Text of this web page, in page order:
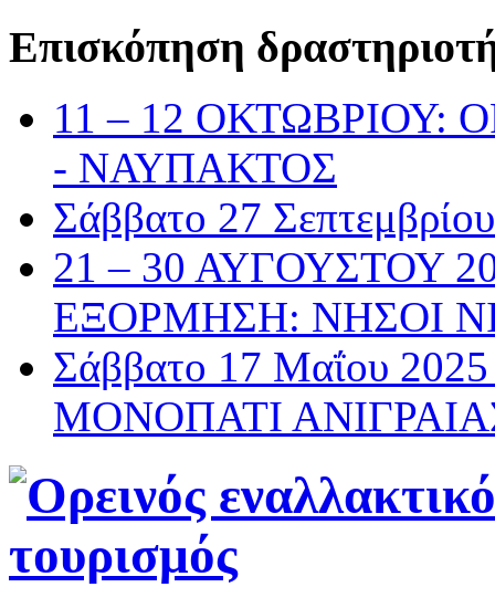
Επισκόπηση
11 – 12 ΟΚΤΩΒΡΙΟΥ:
- ΝΑΥΠΑΚΤΟΣ
Σάββατο 27
21 – 30 ΑΥΓΟΥΣΤΟΥ
ΕΞΟΡΜΗΣΗ: ΝΗΣΟΙ
Σάββατο 17 Μαΐου
ΜΟΝΟΠΑΤΙ